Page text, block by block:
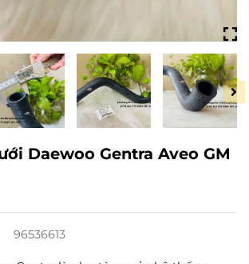
Daewoo Gentra Aveo GM
96536613